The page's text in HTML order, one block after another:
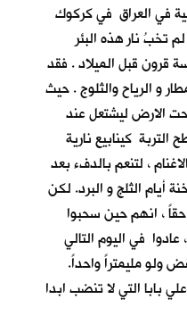
في العراق في كركوك
بابا كركر عام 1927. لم تخبُ نار هذه البئر
قرون قبل الميلاد . فقد
و الرياح والثلوج . حيث
الارض ليشتعل عند
كينابيع نارية
، لتنعم بالدفء بعد
أيام الثلج و البرد. لكن
، انهم حين سحبوا
في اليوم التالي
ولو مليمتراً واحداً.
بابا التي لا تنضب ابدا